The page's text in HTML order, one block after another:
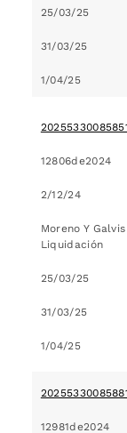
25/03/25
31/03/25
1/04/25
12806de2024
2/12/24
Moreno Y
Liquidación
25/03/25
31/03/25
1/04/25
12981de2024